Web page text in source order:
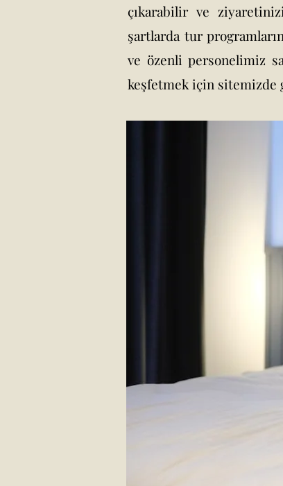
çıkarabilir ve
şartlarda tur
ve özenli personelimiz
keşfetmek için sitemizde